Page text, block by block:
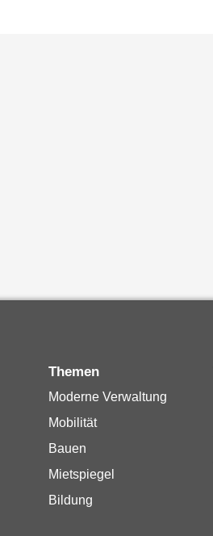
Themen
Moderne Verwaltung
Mobilität
Bauen
Mietspiegel
Bildung